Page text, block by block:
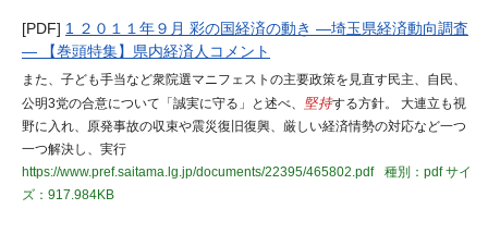
[PDF] 1 ２０１１年９月 彩の国経済の動き ―埼玉県経済動向調査
― 【巻頭特集】県内経済人コメント
また、子ども手当など衆院選マニフェストの主要政策を見直す民主、自民、
公明3党の合意について「誠実に守る」と述べ、 堅持する方針。 大連立も視
野に入れ、原発事故の収束や震災復旧復興、厳しい経済情勢の対応など一つ
一つ解決し、実行
https://www.pref.saitama.lg.jp/documents/22395/465802.pdf
種別：pdfサイ
ズ：917.984KB